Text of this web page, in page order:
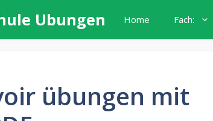
Ubungen Home Fach:
übungen mit